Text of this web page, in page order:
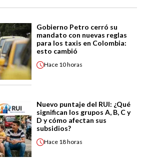
Gobierno Petro cerró su
mandato con nuevas reglas
para los taxis en Colombia:
esto cambió
Hace 10 horas
Nuevo puntaje del RUI: ¿Qué
significan los grupos A, B, C y
D y cómo afectan sus
subsidios?
Hace 18 horas